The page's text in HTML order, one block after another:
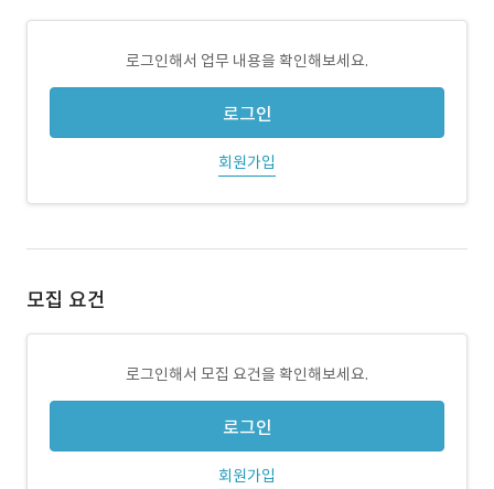
로그인해서 업무 내용을 확인해보세요.
로그인
회원가입
모집 요건
로그인해서 모집 요건을 확인해보세요.
로그인
회원가입